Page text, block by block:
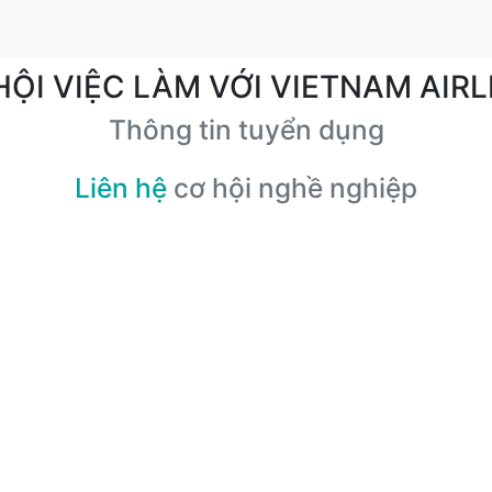
VIỆC LÀM VỚI VIETNAM
Thông tin tuyển dụng
Liên hệ cơ hội nghề nghiệp